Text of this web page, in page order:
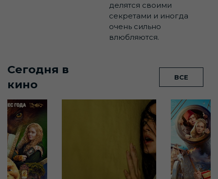
делятся своими
секретами и иногда
очень сильно
влюбляются.
Сегодня в
кино
ВСЕ